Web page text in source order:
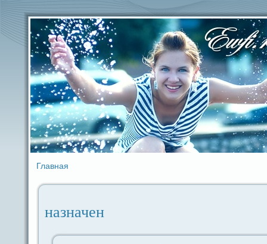
Главная
назначен